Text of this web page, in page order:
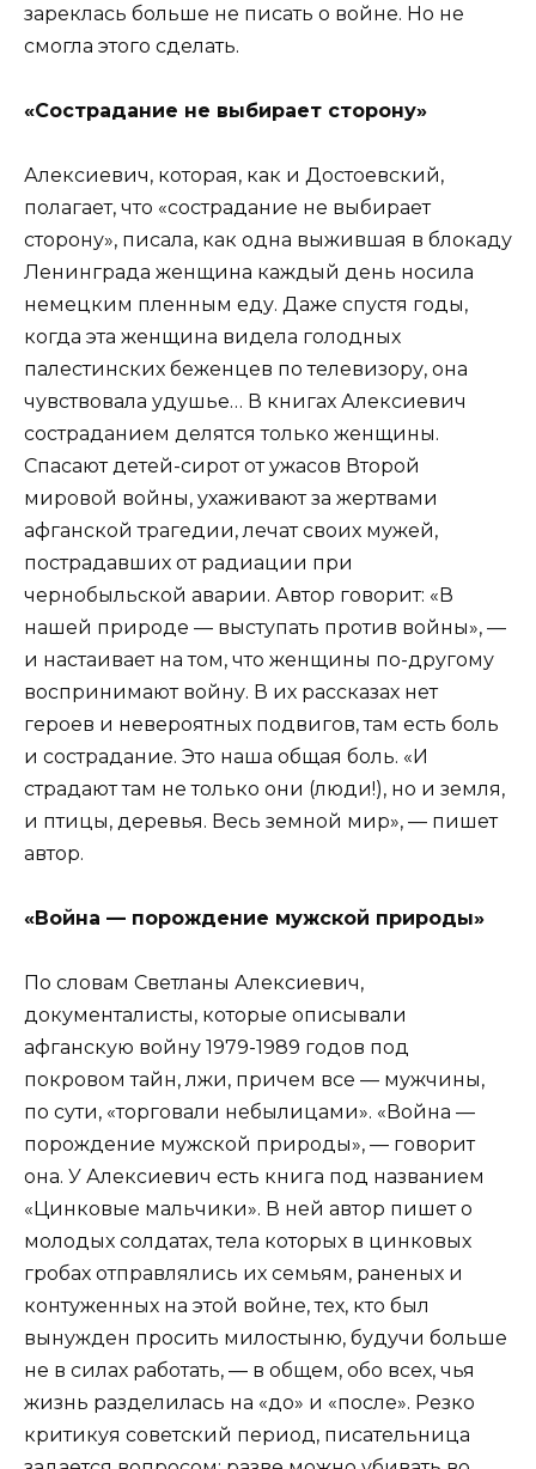
зареклась больше не писать о войне. Но не
смогла этого сделать.
«Сострадание не выбирает сторону»
Алексиевич, которая, как и Достоевский,
полагает, что «сострадание не выбирает
сторону», писала, как одна выжившая в блокаду
Ленинграда женщина каждый день носила
немецким пленным еду. Даже спустя годы,
когда эта женщина видела голодных
палестинских беженцев по телевизору, она
чувствовала удушье… В книгах Алексиевич
состраданием делятся только женщины.
Спасают детей-сирот от ужасов Второй
мировой войны, ухаживают за жертвами
афганской трагедии, лечат своих мужей,
пострадавших от радиации при
чернобыльской аварии. Автор говорит: «В
нашей природе — выступать против войны», —
и настаивает на том, что женщины по-другому
воспринимают войну. В их рассказах нет
героев и невероятных подвигов, там есть боль
и сострадание. Это наша общая боль. «И
страдают там не только они (люди!), но и земля,
и птицы, деревья. Весь земной мир», — пишет
автор.
«Война — порождение мужской природы»
По словам Светланы Алексиевич,
документалисты, которые описывали
афганскую войну 1979-1989 годов под
покровом тайн, лжи, причем все — мужчины,
по сути, «торговали небылицами». «Война —
порождение мужской природы», — говорит
она. У Алексиевич есть книга под названием
«Цинковые мальчики». В ней автор пишет о
молодых солдатах, тела которых в цинковых
гробах отправлялись их семьям, раненых и
контуженных на этой войне, тех, кто был
вынужден просить милостыню, будучи больше
не в силах работать, — в общем, обо всех, чья
жизнь разделилась на «до» и «после». Резко
критикуя советский период, писательница